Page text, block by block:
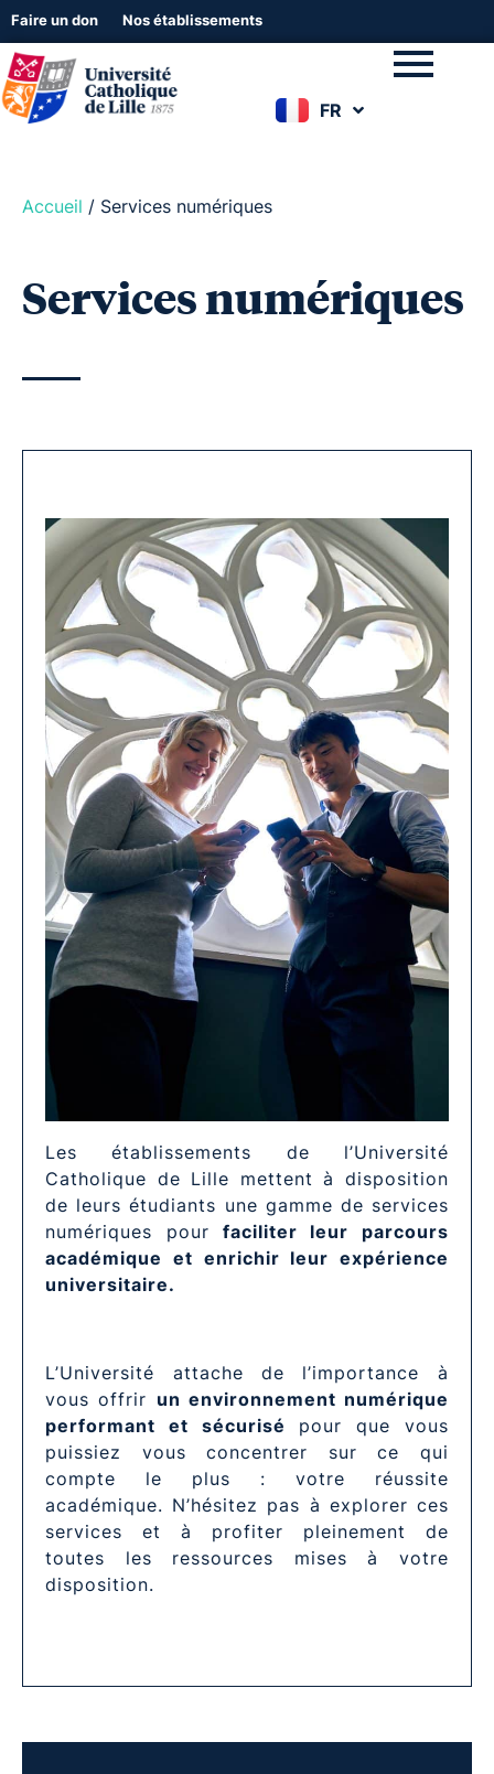
Faire un don Nos établissements
FR
EN
Accueil / Services numériques
Services numériques
Les établissements de l’Université
Catholique de Lille mettent à disposition
de leurs étudiants une gamme de services
numériques pour faciliter leur parcours
académique et enrichir leur expérience
universitaire.
L’Université attache de l’importance à
vous offrir un environnement numérique
performant et sécurisé pour que vous
puissiez vous concentrer sur ce qui
compte le plus : votre réussite
académique. N’hésitez pas à explorer ces
services et à profiter pleinement de
toutes les ressources mises à votre
disposition.